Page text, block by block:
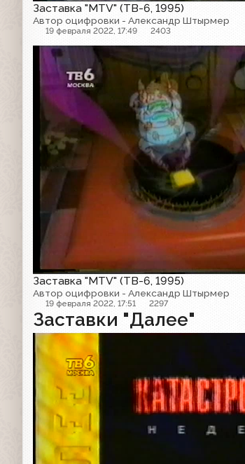
Заставка "MTV" (ТВ-6, 1995)
Автор оцифровки - Александр Штырмер
19 февраля 2022, 17:49 2403
Заставка "MTV" (ТВ-6, 1995)
Автор оцифровки - Александр Штырмер
19 февраля 2022, 17:51 2297
Заставка
Заставки "Далее"